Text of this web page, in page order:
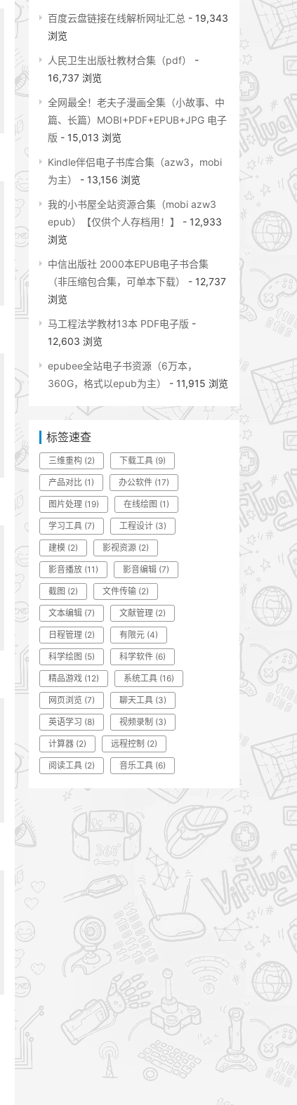
百度云盘链接在线解析网址汇总 - 19,343
浏览
人民卫生出版社教材合集（pdf）
-
16,737 浏览
全网最全！老夫子漫画全集（小故事、中
篇、长篇）MOBI+PDF+EPUB+JPG 电子
版 - 15,013 浏览
Kindle伴侣电子书库合集（azw3，mobi
为主）
- 13,156 浏览
我的小书屋全站资源合集（mobi azw3
epub）【仅供个人存档用！】
- 12,933
浏览
中信出版社 2000本EPUB电子书合集
（非压缩包合集，可单本下载）
- 12,737
浏览
马工程法学教材13本 PDF电子版 -
12,603 浏览
epubee全站电子书资源（6万本，
360G，格式以epub为主）
- 11,915 浏览
标签速查
三维重构 (2) 下载工具 (9)
产品对比 (1) 办公软件 (17)
图片处理 (19) 在线绘图 (1)
学习工具 (7) 工程设计 (3)
建模 (2) 影视资源 (2)
影音播放 (11) 影音编辑 (7)
截图 (2) 文件传输 (2)
文本编辑 (7) 文献管理 (2)
日程管理 (2) 有限元 (4)
科学绘图 (5) 科学软件 (6)
精品游戏 (12) 系统工具 (16)
网页浏览 (7) 聊天工具 (3)
英语学习 (8) 视频录制 (3)
计算器 (2) 远程控制 (2)
阅读工具 (2) 音乐工具 (6)